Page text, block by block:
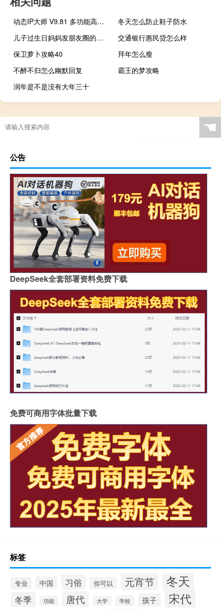
动态IP大师 V9.81 多功能高级版（动态IP大师 V9.81 多功能高级版功能简介）
冬天怎么防止鞋子防水
儿子过生日妈妈发朋友圈的句子
交通银行惠民贷怎么样
保卫萝卜攻略40
拜年怎么瘦
不醉不归怎么幽默回复
霸王的梦攻略
润年是不是没有大年三十
☚
公告
DeepSeek全套部署资料免费下载
免费可商用字体批量下载
标签
专业 中国 习俗 你可以 元宵节 冬天
冬季 功能 唐代 大学 学校 孩子 宋代